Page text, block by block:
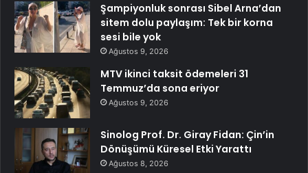
Şampiyonluk sonrası Sibel Arna’dan
sitem dolu paylaşım: Tek bir korna
sesi bile yok
Ağustos 9, 2026
MTV ikinci taksit ödemeleri 31
Temmuz’da sona eriyor
Ağustos 9, 2026
Sinolog Prof. Dr. Giray Fidan: Çin’in
Dönüşümü Küresel Etki Yarattı
Ağustos 8, 2026